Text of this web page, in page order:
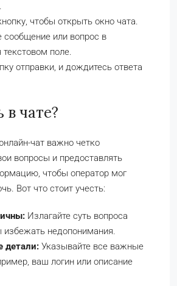
чтобы открыть окно чата.
сообщение или вопрос в
поле.
отправки, и дождитесь ответа
в чате?
чат важно четко
вопросы и предоставлять
чтобы оператор мог
Вот что стоит учесть:
Излагайте суть вопроса
избежать недопонимания.
детали: Указывайте все важные
ваш логин или описание